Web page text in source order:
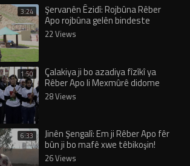
3:24 Şervanên Êzidî: Rojbûna Rêber
Apo rojbûna gelên bindeste
22 Views
1:50 Çalakiya ji bo azadiya fîzîkî ya
Rêber Apo li Mexmûrê didome
28 Views
6:33 Jinên Şengalî: Em ji Rêber Apo fêr
bûn ji bo mafê xwe têbikoşin!
26 Views